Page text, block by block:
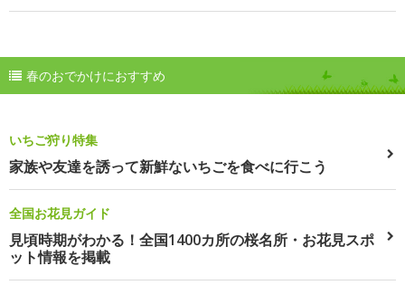
春のおでかけにおすすめ
いちご狩り特集
家族や友達を誘って新鮮ないちごを食べに行こう
全国お花見ガイド
見頃時期がわかる！全国1400カ所の桜名所・お花見スポ
ット情報を掲載